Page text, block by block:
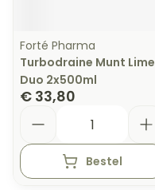
Forté Pharma
Turbodraine Munt Lime
Duo 2x500ml
€ 33,80
Bestel